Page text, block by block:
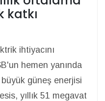
katkı
ihtiyacını
hemen yanında
güneş enerjisi
yıllık 51 megavat